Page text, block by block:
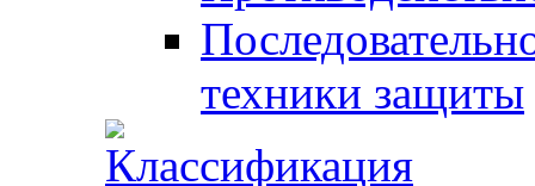
техники защиты